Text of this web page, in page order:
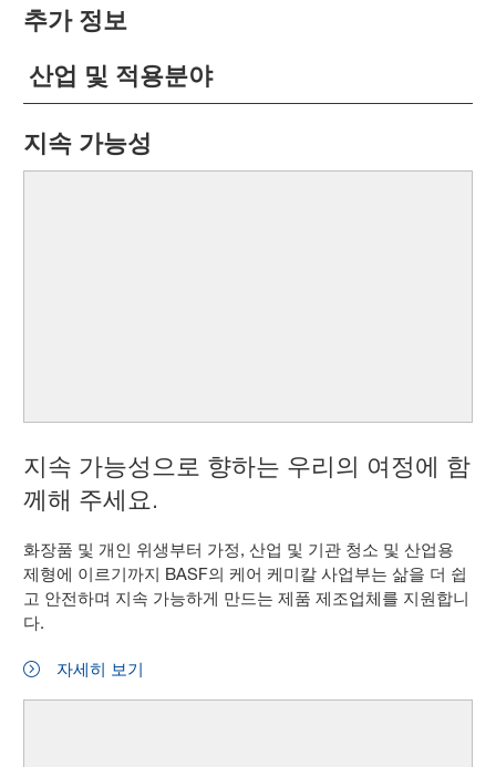
추가 정보
산업 및 적용분야
지속 가능성
지속 가능성으로 향하는 우리의 여정에 함
께해 주세요.
화장품 및 개인 위생부터 가정, 산업 및 기관 청소 및 산업용
제형에 이르기까지 BASF의 케어 케미칼 사업부는 삶을 더 쉽
고 안전하며 지속 가능하게 만드는 제품 제조업체를 지원합니
다.
자세히 보기